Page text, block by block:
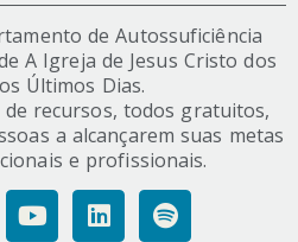
de Autossuficiência
A Igreja de Jesus Cristo dos
Últimos Dias.
recursos, todos gratuitos,
a alcançarem suas metas
e profissionais.